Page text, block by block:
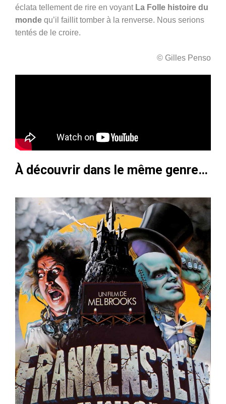
éclata tellement de rire en voyant La Folle histoire du
monde qu’il faillit tomber à la renverse. Nous serions
tentés de le croire.
© Gilles Penso
À découvrir dans le même genre…